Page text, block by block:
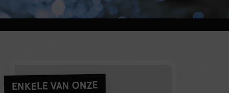
ENKELE VAN ONZE